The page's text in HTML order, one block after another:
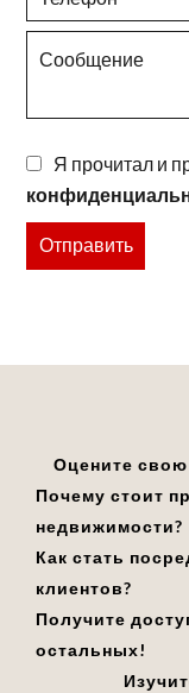
Я прочитал и
Отправить
Оцените
Почему стоит
недвижимости?
Как стать
клиентов?
Получите
остальных!